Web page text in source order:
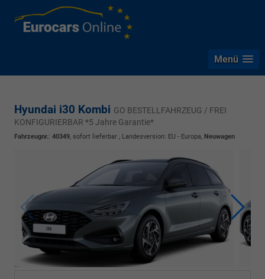
Menü
Hyundai i30 Kombi GO BESTELLFAHRZEUG / FREI
KONFIGURIERBAR *5 Jahre Garantie*
Fahrzeugnr.: 40349, sofort lieferbar , Landesversion: EU - Europa, Neuwagen